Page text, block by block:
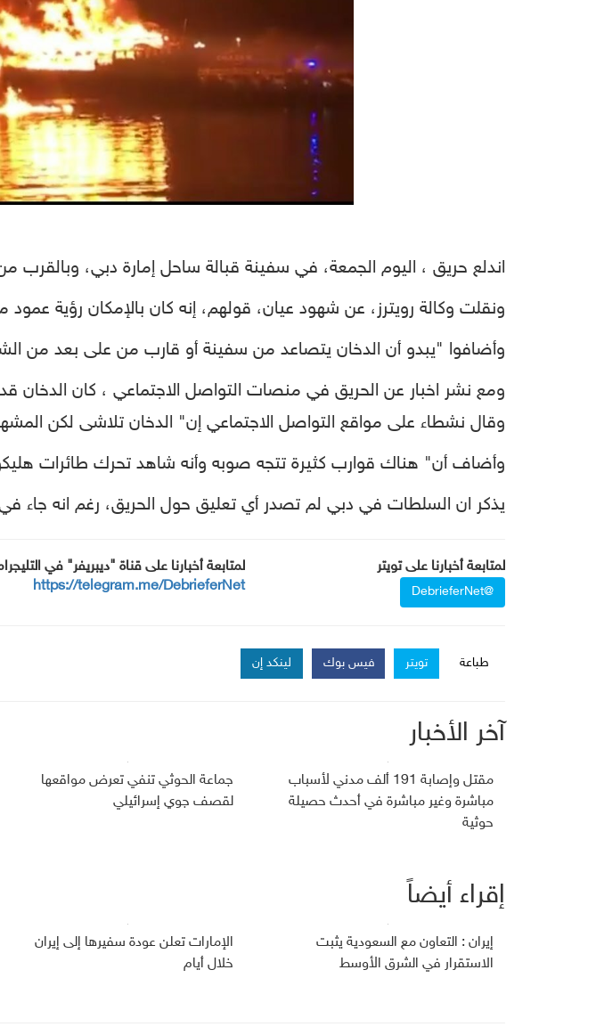
اندلع حريق ، اليوم الجمعة، في سفينة قبالة ساحل إمارة دبي، وبالقرب
ونقلت وكالة رويترز، عن شهود عيان، قولهم، إنه كان بالإمكان رؤية عمود
وأضافوا "يبدو أن الدخان يتصاعد من سفينة أو قارب من على بعد من
ومع نشر اخبار عن الحريق في منصات التواصل الاجتماعي ، كان الدخان
وقال نشطاء على مواقع التواصل الاجتماعي إن" الدخان تلاشى لكن
وأضاف أن" هناك قوارب كثيرة تتجه صوبه وأنه شاهد تحرك طائرات
يذكر ان السلطات في دبي لم تصدر أي تعليق حول الحريق، رغم انه جاء
لمتابعة أخبارنا على تويتر
@DebrieferNet
لمتابعة أخبارنا على قناة "ديبريفر" في
https://telegram.me/DebrieferNet
طباعة تويتر فيس بوك لينكد إن
آخر الأخبار
مقتل وإصابة 191 ألف مدني لأسباب
مباشرة وغير مباشرة في أحدث حصيلة
حوثية
جماعة الحوثي تنفي تعرض مواقعها
لقصف جوي إسرائيلي
إقراء أيضاً
إيران : التعاون مع السعودية يثبت
الاستقرار في الشرق الأوسط
الإمارات تعلن عودة سفيرها إلى إيران
خلال أيام